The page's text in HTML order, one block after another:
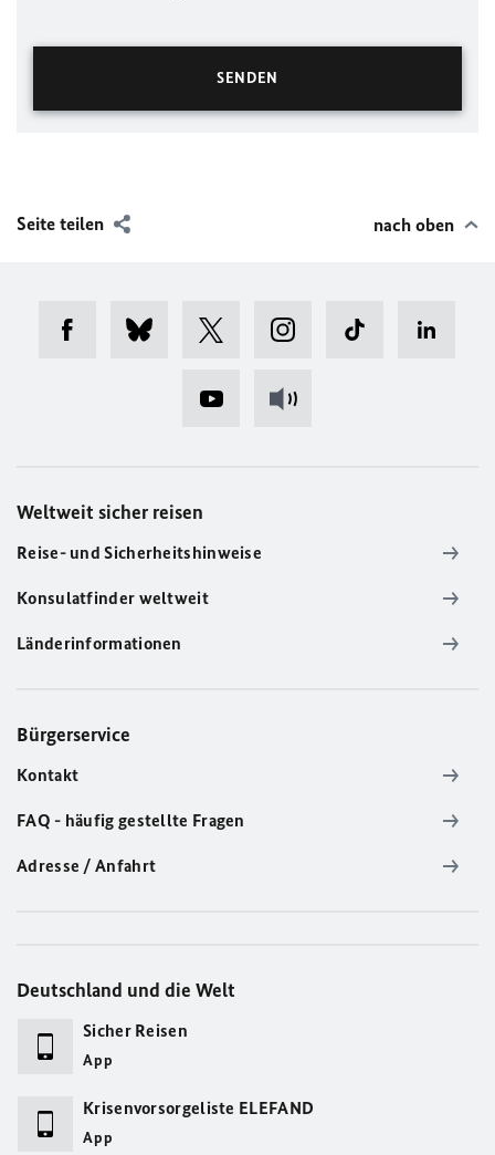
Seite teilen nach oben
Weltweit sicher reisen
Reise- und Sicherheitshinweise
Konsulatfinder weltweit
Länderinformationen
Bürgerservice
Kontakt
FAQ - häufig gestellte Fragen
Adresse / Anfahrt
Deutschland und die Welt
Sicher Reisen
App
Krisenvorsorgeliste ELEFAND
App